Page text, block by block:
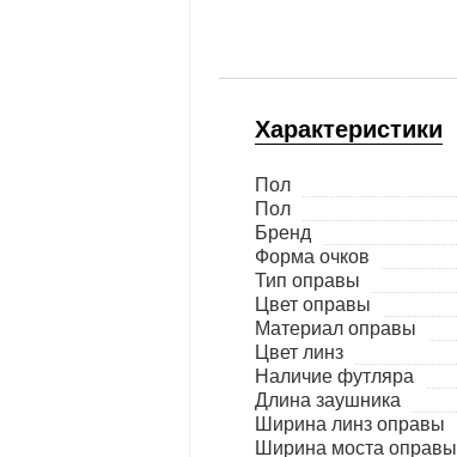
Характеристики
Пол
Пол
Бренд
Форма очков
Тип оправы
Цвет оправы
Материал оправы
Цвет линз
Наличие футляра
Длина заушника
Ширина линз оправы
Ширина моста оправы